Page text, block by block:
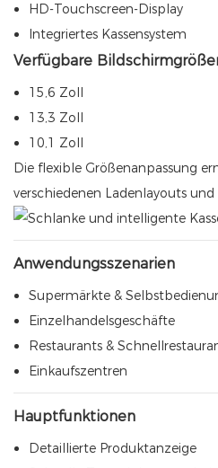
HD-Touchscreen-Display
Integriertes Kassensystem
Verfügbare
15,6 Zoll
13,3 Zoll
10,1 Zoll
Die flexible Größenanpassung
verschiedenen Ladenlayouts
Anwendungsszenarien
Supermärkte &
Einzelhandelsgeschäfte
Restaurants &
Einkaufszentren
Hauptfunktionen
Detaillierte Produktanzeige